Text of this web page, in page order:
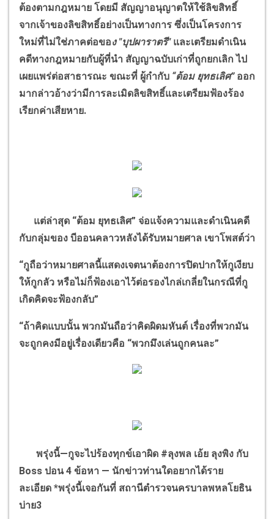
ต้องตามกฎหมาย โดยมี สัญญาอนุญาตให้ใช้ลิขสิทธิ์
จากเจ้าของลิขสิทธิ์อย่างเป็นทางการ ซึ่งเป็นโครงการ
ใหม่ที่ไม่ใช่ภาคต่อของ "บุปผาราตรี" และเตรียมดำเนิน
คดีทางกฎหมายกับผู้ที่นำ สัญญาฉบับเก่าที่ถูกยกเลิก ไป
เผยแพร่ต่อสาธารณะ ขณะที่ ผู้กำกับ “ต้อม ยุทธเลิศ” ออก
มากล่าวอ้างว่ามีการละเมิดลิขสิทธิ์และเตรียมฟ้องร้อง
เรียกค่าเสียหาย.
แต่ล่าสุด “ต้อม ยุทธเลิศ” จ่อแจ้งความและดำเนินคดี
กับกลุ่มของ บีออนคลาวหลังได้รับหมายศาล เขาโพสต์ว่า
“กูถือว่าหมายศาลนี้แสดงเจตนาต้องการปิดปากให้กูเงียบ
ให้กูกลัว หรือไม่ก็ฟ้องเอาไว้ต่อรองไกล่เกลี่ยในกรณีที่กู
เกิดคิดจะฟ้องกลับ”
“ถ้าคิดแบบนั้น พวกมันถือว่าคิดผิดมหันต์ เรื่องที่พวกมัน
จะถูกคงมีอยู่เรื่องเดียวคือ “พวกมึงเล่นถูกคนละ”
พรุ่งนี้—กูจะไปร้องทุกข์เอาผิด #ลุงพล เอ้ย ลุงพิง กับ
Boss ปอน4 ข้อหา — นักข่าวท่านใดอยากได้ราย
ละเอียด *พรุ่งนี้เจอกันที่ สถานีตำรวจนครบาลพหลโยธิน
บ่าย3